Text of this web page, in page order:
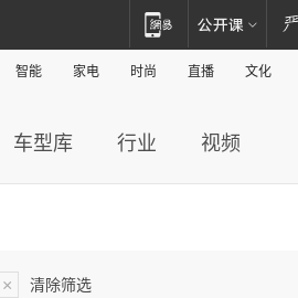
智能 家电 时尚 直播 文化
车型库 行业 视频
× 清除筛选